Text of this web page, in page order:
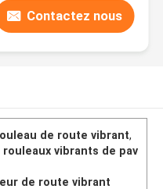
Contactez nous
de route vibrant,
rouleaux vibrants de pav
de route vibrant